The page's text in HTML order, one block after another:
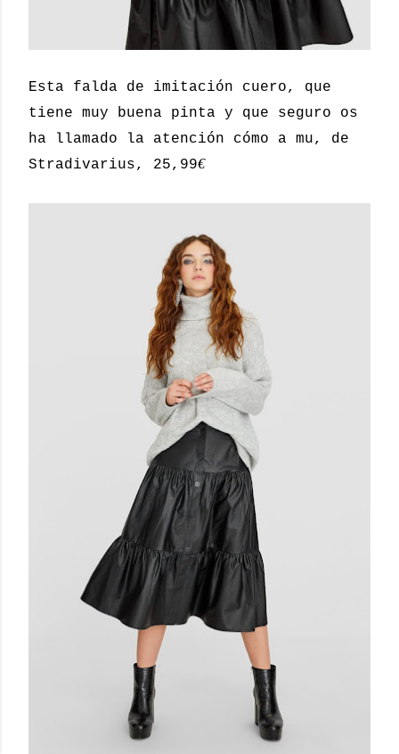
Esta falda de imitación cuero, que
tiene muy buena pinta y que seguro os
ha llamado la atención cómo a mu, de
Stradivarius, 25,99€